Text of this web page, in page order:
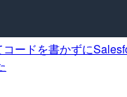
ードを書かずに